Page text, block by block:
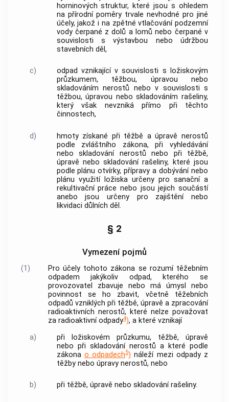
horninových struktur, které jsou s ohledem
na přírodní poměry trvale nevhodné pro jiné
účely, jakož i na zpětné vtlačování podzemní
vody čerpané z dolů a lomů nebo čerpané v
souvislosti s výstavbou nebo údržbou
stavebních děl,
c)
odpad vznikající v souvislosti s ložiskovým
průzkumem, těžbou, úpravou nebo
skladováním nerostů nebo v souvislosti s
těžbou, úpravou nebo skladováním rašeliny,
který však nevzniká přímo při těchto
činnostech,
d)
hmoty získané při těžbě a úpravě nerostů
podle zvláštního zákona, při vyhledávání
nebo skladování nerostů nebo při těžbě,
úpravě nebo skladování rašeliny, které jsou
podle plánu otvírky, přípravy a dobývání nebo
plánu využití ložiska určeny pro sanační a
rekultivační práce nebo jsou jejich součástí
anebo jsou určeny pro zajištění nebo
likvidaci důlních děl.
§ 2
Vymezení pojmů
(1) Pro účely tohoto zákona se rozumí těžebním
odpadem jakýkoliv odpad, kterého se
provozovatel
zbavuje nebo má úmysl nebo
povinnost se ho zbavit, včetně těžebních
odpadů vzniklých při těžbě, úpravě a zpracování
radioaktivních nerostů, které nelze považovat
za radioaktivní odpady4), a které vznikají
a)
při ložiskovém průzkumu, těžbě, úpravě
nebo při skladování nerostů a které podle
zákona o odpadech5) náleží mezi odpady z
těžby nebo úpravy nerostů, nebo
b) při těžbě, úpravě nebo skladování rašeliny.